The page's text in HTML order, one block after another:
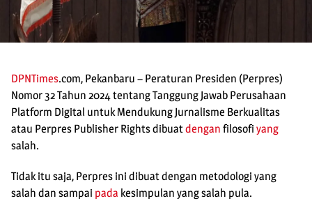
DPNTimes.com, Pekanbaru – Peraturan Presiden (Perpres)
Nomor 32 Tahun 2024 tentang Tanggung Jawab Perusahaan
Platform Digital untuk Mendukung Jurnalisme Berkualitas
atau Perpres Publisher Rights dibuatdengan filosofi yang
salah.
Tidak itu saja, Perpres ini dibuat dengan metodologi yang
salah dan sampai pada kesimpulan yang salah pula.